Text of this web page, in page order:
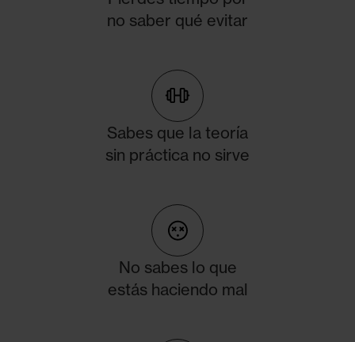
no saber qué evitar
Sabes que la teoría
sin práctica no sirve
No sabes lo que
estás haciendo mal